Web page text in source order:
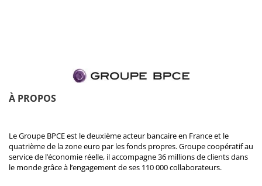
À PROPOS
Le Groupe BPCE est le deuxième acteur bancaire en France et le
quatrième de la zone euro par les fonds propres. Groupe coopératif au
service de l’économie réelle, il accompagne 36 millions de clients dans
le monde grâce à l’engagement de ses 110 000 collaborateurs.